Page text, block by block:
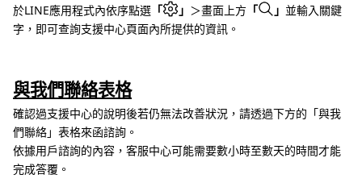
於LINE應用程式內依序點選 「 」 ＞畫面上方 「 」 並輸入關鍵
字，即可查詢支援中心頁面內所提供的資訊。
與我們聯絡表格
確認過支援中心的說明後若仍無法改善狀況，請透過下方的「與我
們聯絡」表格來函諮詢。
依據用戶諮詢的內容，客服中心可能需要數小時至數天的時間才能
完成答覆。